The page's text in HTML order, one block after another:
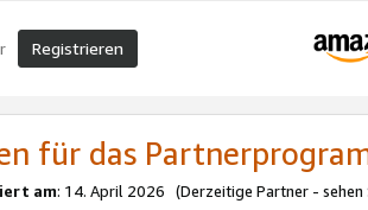
Registrieren
für das
am: 14. April 2026 (Derzeitige Partner - sehen